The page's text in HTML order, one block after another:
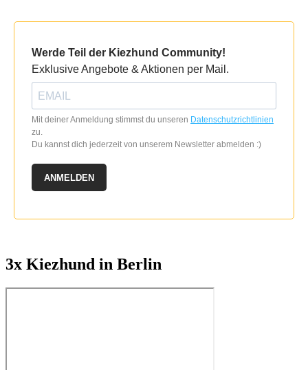
Optionen
Produktseite
gewählt
Werde Teil der Kiezhund Community!
Exklusive Angebote & Aktionen per Mail.
Mit deiner Anmeldung stimmst du unseren Datenschutzrichtlinien
zu.
Du kannst dich jederzeit von unserem Newsletter abmelden :)
ANMELDEN
3x Kiezhund in Berlin